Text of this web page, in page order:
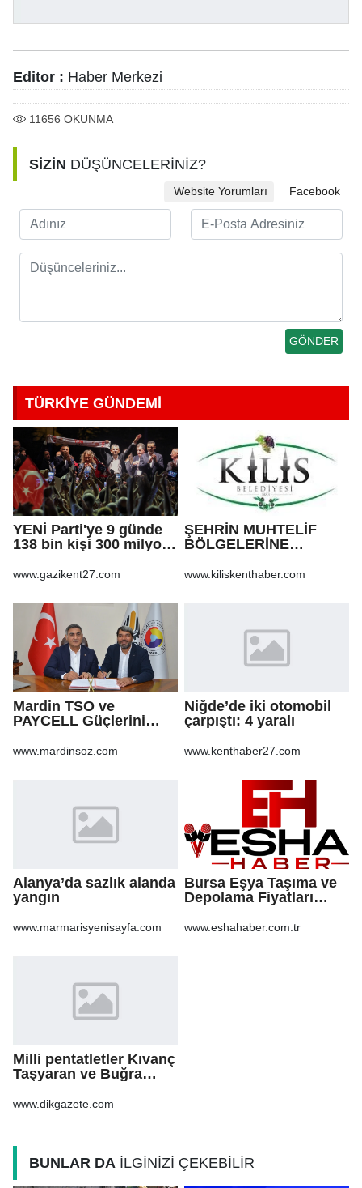
Editor : Haber Merkezi
11656 OKUNMA
SİZİN DÜŞÜNCELERİNİZ?
Website Yorumları Facebook
TÜRKİYE GÜNDEMİ
YENİ Parti'ye 9 günde
138 bin kişi 300 milyon
www.gazikent27.com
ŞEHRİN MUHTELİF
BÖLGELERİNE
VE BOZULAN
www.kiliskenthaber.com
Mardin TSO ve
PAYCELL Güçlerini
www.mardinsoz.com
Niğde’de iki otomobil
çarpıştı: 4 yaralı
www.kenthaber27.com
Alanya’da sazlık alanda
yangın
www.marmarisyenisayfa.com
Bursa Eşya Taşıma ve
Depolama Fiyatları
İçin Bilinmesi
www.eshahaber.com.tr
Milli pentatletler Kıvanç
Taşyaran ve Buğra
Şampiyonası'nda finale
www.dikgazete.com
BUNLAR DA İLGİNİZİ ÇEKEBİLİR